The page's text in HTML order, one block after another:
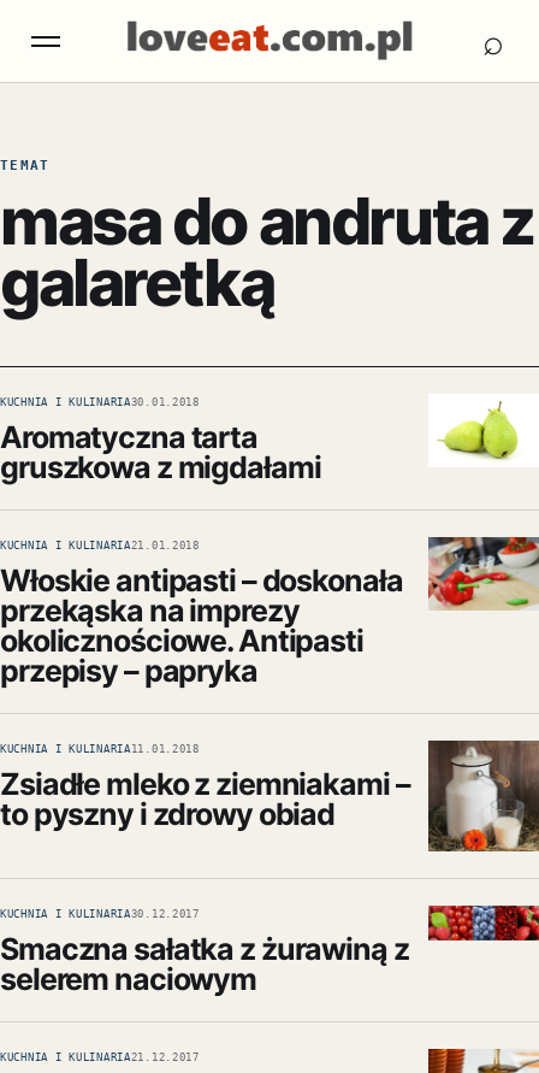
Otwórz menu ⌕
TEMAT
masa do andruta z
galaretką
KUCHNIA I KULINARIA30.01.2018
Aromatyczna tarta
gruszkowa z migdałami
KUCHNIA I KULINARIA21.01.2018
Włoskie antipasti – doskonała
przekąska na imprezy
okolicznościowe. Antipasti
przepisy – papryka
KUCHNIA I KULINARIA 11.01.2018
Zsiadłe mleko z ziemniakami –
to pyszny i zdrowy obiad
KUCHNIA I KULINARIA30.12.2017
Smaczna sałatka z żurawiną z
selerem naciowym
KUCHNIA I KULINARIA21.12.2017